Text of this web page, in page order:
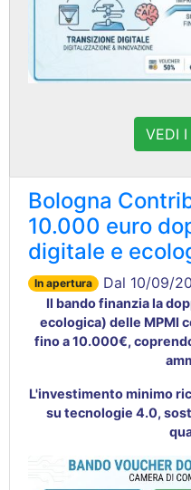
VEDI I
Bologna
10.000 euro
digitale e
In apertura Dal 10/09/
Il bando finanzia la
ecologica) delle MPMI
fino a 10.000€,
L'investimento minimo
su tecnologie 4.0,